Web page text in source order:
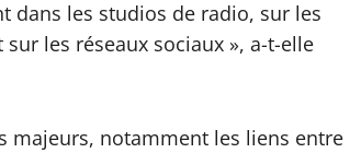
dans les studios de radio, sur les
les réseaux sociaux », a-t-elle
majeurs, notamment les liens entre